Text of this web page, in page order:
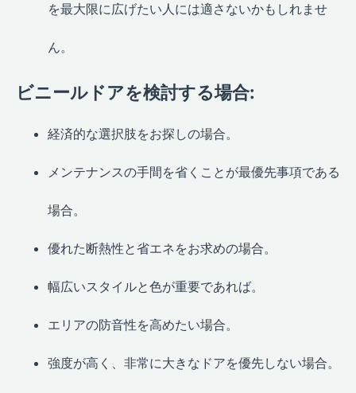
を最大限に広げたい人には適さないかもしれませ
ん。
ビニールドアを検討する場合:
経済的な選択肢をお探しの場合。
メンテナンスの手間を省くことが最優先事項である
場合。
優れた断熱性と省エネをお求めの場合。
幅広いスタイルと色が重要であれば。
エリアの防音性を高めたい場合。
強度が高く、非常に大きなドアを優先しない場合。